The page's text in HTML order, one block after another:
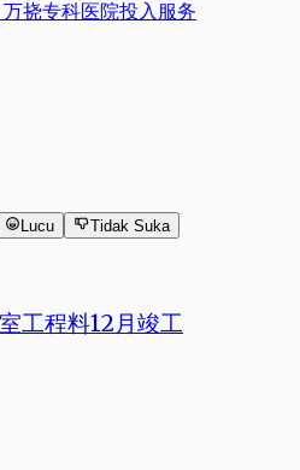
Lucu Tidak Suka
工程料12月竣工